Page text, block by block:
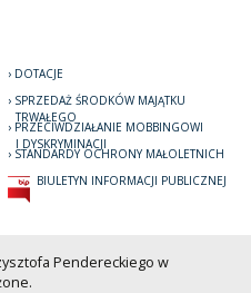
DOTACJE
SPRZEDAŻ ŚRODKÓW MAJĄTKU
TRWAŁEGO
PRZECIWDZIAŁANIE MOBBINGOWI
I DYSKRYMINACJI
STANDARDY OCHRONY MAŁOLETNICH
BIULETYN INFORMACJI PUBLICZNEJ
Pendereckiego w